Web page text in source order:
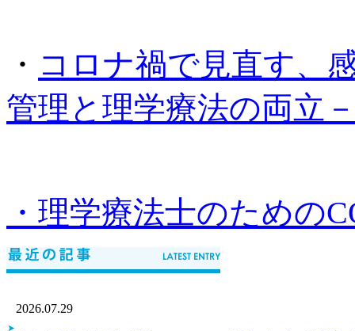
・ コロナ禍で見直す、
管理と理学療法の両立
・理学療法士のための
2026.07.29